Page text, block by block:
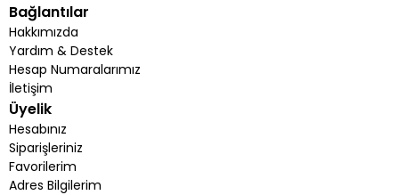
laştırabilirsiniz. Özellikle de mutfakta yardımcı mikser, robot, blender gibi
aletler kadınların vazgeçemediği küçük ev aletlerindendir. Elektrikli
ısıtıcılar da hem evlerde, hem de işyerlerinde yoğun şekilde
kullanılmaktadır. Bunlara ek uydu sistemleri ve daha pek çok küçük ev
aletine sitemizden ulaşabilirsiniz. Üstelik yetkili servis hizmeti de veren
bizler, dilediğiniz ürünü en kısa sürede kapınıza teslim ediyoruz.
Son teknoloji elektronik ürünler,
ile hizmetinizdeyiz. Ayrıca Jameson ve Botech uydu ve küçük ev aleti
anlamında değerli markaların Uğur Elektronik ve Kumtel ürünlerine de
yer vermekteyiz. Eğer evlerinizde ve işyerlerinizde hem kaliteli, hem de
uzun ömürlü elektronik cihazlar, küçük ev aletleri, oto teyb ve oto
Bağlantılar
Hakkımızda
Yardım & Destek
Hesap Numaralarımız
İletişim
Üyelik
Hesabınız
Siparişleriniz
Favorilerim
Adres Bilgilerim